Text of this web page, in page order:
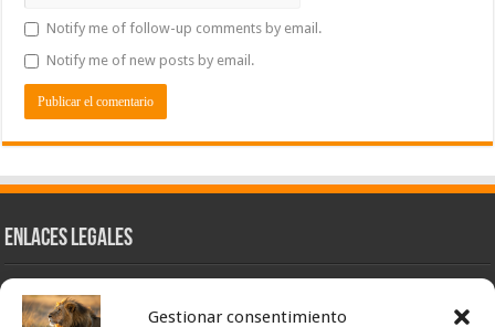
Gestionar consentimiento
Notify me of follow-up comments by email.
Notify me of new posts by email.
Enlaces Legales
Nuestra Esencia
Pulso Global